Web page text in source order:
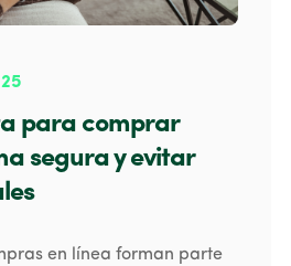
para comprar
segura y evitar
en línea forman parte